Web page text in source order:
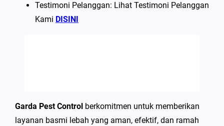
Testimoni Pelanggan: Lihat Testimoni Pelanggan
Kami DISINI
Garda Pest Control berkomitmen untuk memberikan
layanan basmi lebah yang aman, efektif, dan ramah